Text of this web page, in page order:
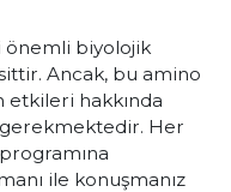
önemli biyolojik
Ancak, bu amino
etkileri hakkında
gerekmektedir. Her
ile konuşmanız